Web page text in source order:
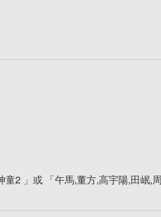
2 」或 「午馬,董方,高宇陽,田岷,